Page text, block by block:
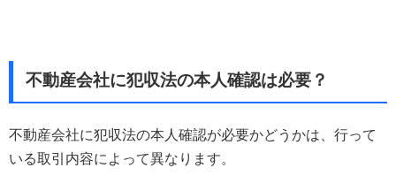
不動産会社に犯収法の本人確認は必要？
不動産会社に犯収法の本人確認が必要かどうかは、行って
いる取引内容によって異なります。